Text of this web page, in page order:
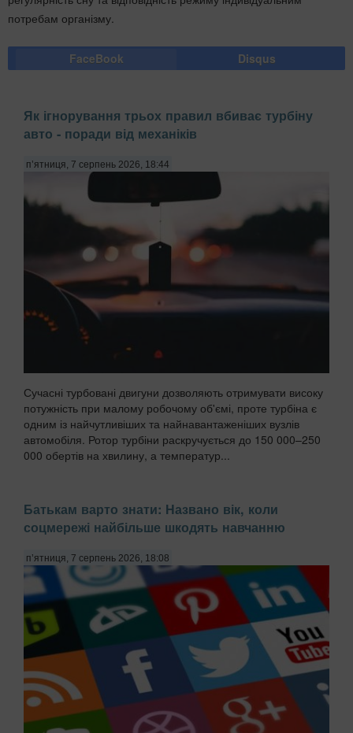
потребам організму.
FaceBook Disqus
Як ігнорування трьох правил вбиває турбіну
авто - поради від механіків
п’ятниця, 7 серпень 2026, 18:44
Сучасні турбовані двигуни дозволяють отримувати високу
потужність при малому робочому об'ємі, проте турбіна є
одним із найчутливіших та найнавантаженіших вузлів
автомобіля. Ротор турбіни раскручується до 150 000–250
000 обертів на хвилину, а температур...
Батькам варто знати: Названо вік, коли
соцмережі найбільше шкодять навчанню
п’ятниця, 7 серпень 2026, 18:08